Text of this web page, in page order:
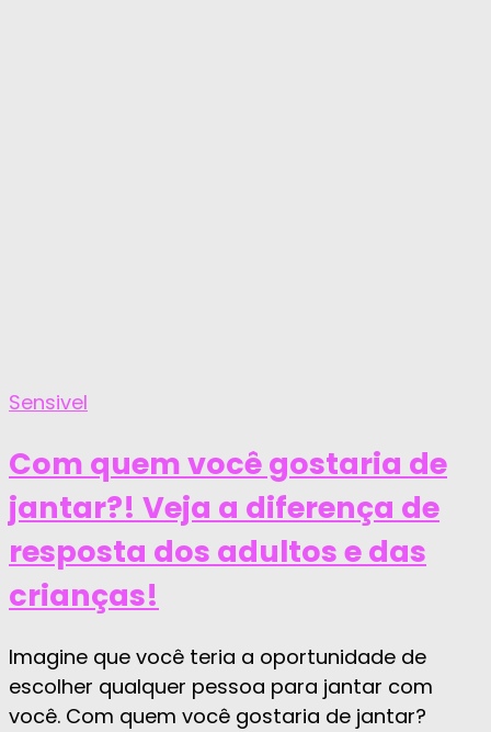
Sensivel
Com quem você gostaria de
jantar?! Veja a diferença de
resposta dos adultos e das
crianças!
Imagine que você teria a oportunidade de
escolher qualquer pessoa para jantar com
você. Com quem você gostaria de jantar?